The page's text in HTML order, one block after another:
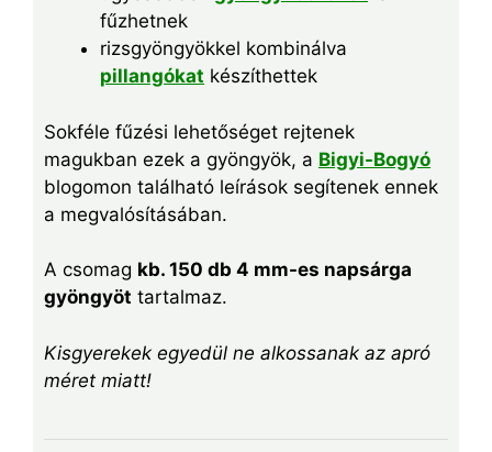
fűzhetnek
rizsgyöngyökkel kombinálva
pillangókat készíthettek
Sokféle fűzési lehetőséget rejtenek
magukban ezek a gyöngyök, a Bigyi-Bogyó
blogomon található leírások segítenek ennek
a megvalósításában.
A csomag kb. 150 db 4 mm-es napsárga
gyöngyöt tartalmaz.
Kisgyerekek egyedül ne alkossanak az apró
méret miatt!